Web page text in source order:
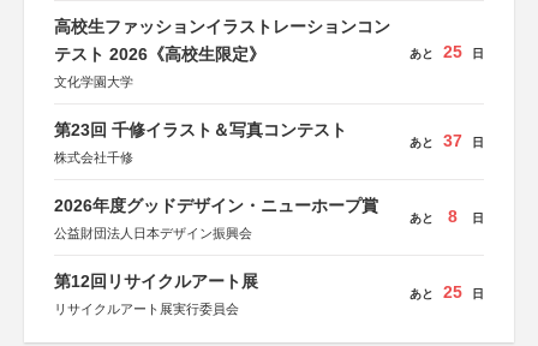
高校生ファッションイラストレーションコン
テスト 2026《高校生限定》
文化学園大学
あと 25 日
第23回 千修イラスト＆写真コンテスト
株式会社千修
あと 37 日
2026年度グッドデザイン・ニューホープ賞
公益財団法人日本デザイン振興会
あと 8 日
第12回リサイクルアート展
リサイクルアート展実行委員会
あと 25 日